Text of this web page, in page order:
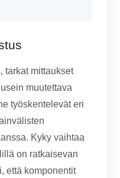
tarkat mittaukset
muutettava
työskentelevät eri
Kyky vaihtaa
on ratkaisevan
että komponentit